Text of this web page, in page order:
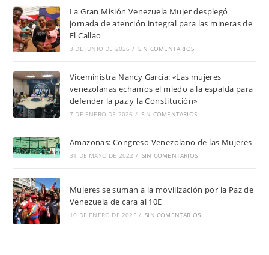
La Gran Misión Venezuela Mujer desplegó
jornada de atención integral para las mineras de
El Callao
3 DE JUNIO DE 2026 / SIN COMENTARIOS
Viceministra Nancy García: «Las mujeres
venezolanas echamos el miedo a la espalda para
defender la paz y la Constitución»
7 DE ENERO DE 2026 / SIN COMENTARIOS
Amazonas: Congreso Venezolano de las Mujeres
31 DE MAYO DE 2022 / SIN COMENTARIOS
Mujeres se suman a la movilización por la Paz de
Venezuela de cara al 10E
10 DE ENERO DE 2025 / SIN COMENTARIOS